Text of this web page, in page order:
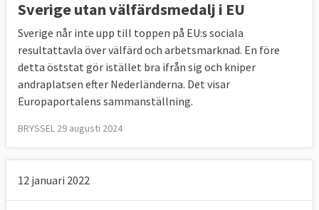
Sverige utan välfärdsmedalj i EU
Sverige når inte upp till toppen på EU:s sociala
resultattavla över välfärd och arbetsmarknad. En före
detta öststat gör istället bra ifrån sig och kniper
andraplatsen efter Nederländerna. Det visar
Europaportalens sammanställning.
BRYSSEL 29 augusti 2024
12 januari 2022